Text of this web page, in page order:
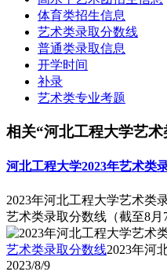
体育类招生信息
艺术类录取分数线
普通类录取信息
开学时间
补录
艺术类专业考题
相关“河北工程大学艺
河北工程大学2023年艺术类
2023年河北工程大学艺术类
艺术类录取分数线（截至8月7
艺术类录取分数线2023年河
2023/8/9